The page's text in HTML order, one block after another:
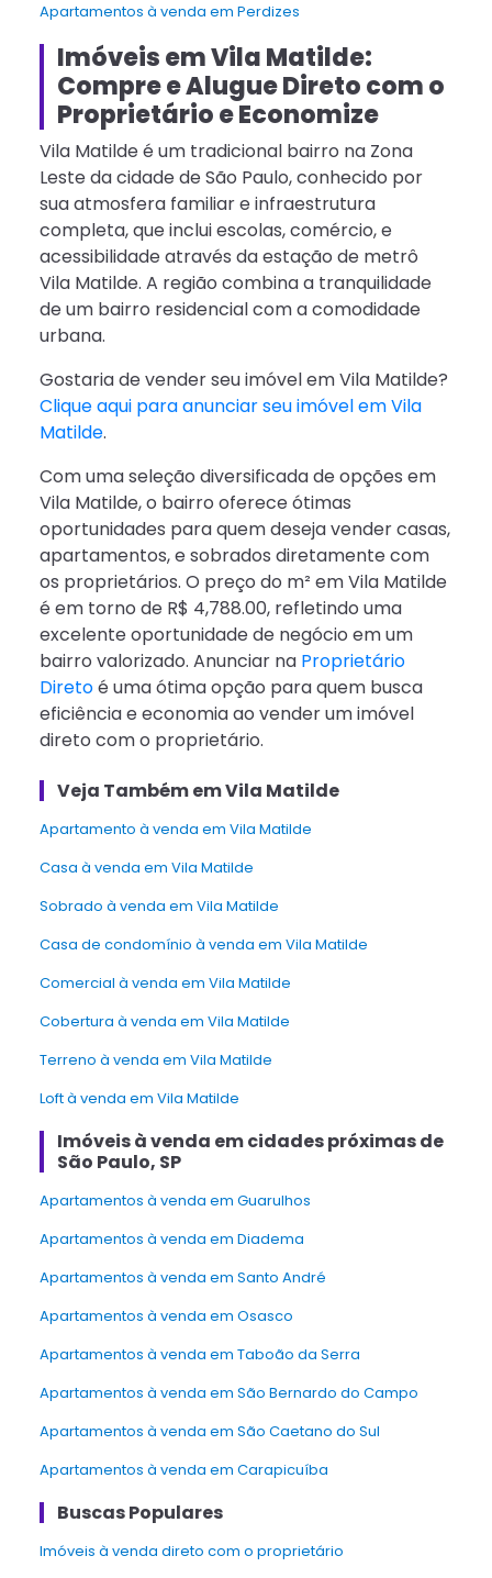
Apartamentos à venda em Perdizes
Imóveis em Vila Matilde:
Compre e Alugue Direto com o
Proprietário e Economize
Vila Matilde é um tradicional bairro na Zona
Leste da cidade de São Paulo, conhecido por
sua atmosfera familiar e infraestrutura
completa, que inclui escolas, comércio, e
acessibilidade através da estação de metrô
Vila Matilde. A região combina a tranquilidade
de um bairro residencial com a comodidade
urbana.
Gostaria de vender seu imóvel em Vila Matilde?
Clique aqui para anunciar seu imóvel em Vila
Matilde.
Com uma seleção diversificada de opções em
Vila Matilde, o bairro oferece ótimas
oportunidades para quem deseja vender casas,
apartamentos, e sobrados diretamente com
os proprietários. O preço do m² em Vila Matilde
é em torno de R$ 4,788.00, refletindo uma
excelente oportunidade de negócio em um
bairro valorizado. Anunciar na Proprietário
Diretoé uma ótima opção para quem busca
eficiência e economia ao vender um imóvel
direto com o proprietário.
Veja Também em Vila Matilde
apartamento à venda em Vila Matilde
casa à venda em Vila Matilde
sobrado à venda em Vila Matilde
Casa de condomínio à venda em Vila Matilde
Comercial à venda em Vila Matilde
Cobertura à venda em Vila Matilde
Terreno à venda em Vila Matilde
Loft à venda em Vila Matilde
Imóveis à venda em cidades próximas de
São Paulo, SP
Apartamentos à venda em Guarulhos
Apartamentos à venda em Diadema
Apartamentos à venda em Santo André
Apartamentos à venda em Osasco
Apartamentos à venda em Taboão da Serra
Apartamentos à venda em São Bernardo do Campo
Apartamentos à venda em São Caetano do Sul
Apartamentos à venda em Carapicuíba
Buscas Populares
Imóveis à venda direto com o proprietário